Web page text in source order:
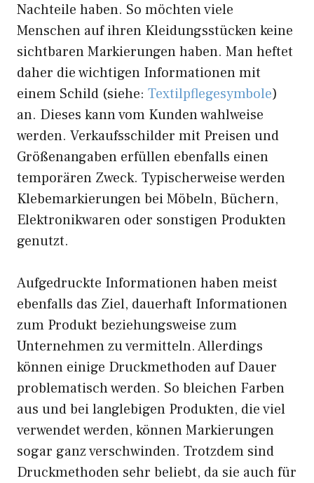
Nachteile haben. So möchten viele
Menschen auf ihren Kleidungsstücken keine
sichtbaren Markierungen haben. Man heftet
daher die wichtigen Informationen mit
einem Schild (siehe: Textilpflegesymbole)
an. Dieses kann vom Kunden wahlweise
werden. Verkaufsschilder mit Preisen und
Größenangaben erfüllen ebenfalls einen
temporären Zweck. Typischerweise werden
Klebemarkierungen bei Möbeln, Büchern,
Elektronikwaren oder sonstigen Produkten
genutzt.
Aufgedruckte Informationen haben meist
ebenfalls das Ziel, dauerhaft Informationen
zum Produkt beziehungsweise zum
Unternehmen zu vermitteln. Allerdings
können einige Druckmethoden auf Dauer
problematisch werden. So bleichen Farben
aus und bei langlebigen Produkten, die viel
verwendet werden, können Markierungen
sogar ganz verschwinden. Trotzdem sind
Druckmethoden sehr beliebt, da sie auch für